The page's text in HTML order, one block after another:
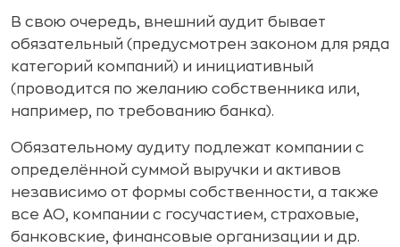
В свою очередь, внешний аудит бывает
обязательный (предусмотрен законом для ряда
категорий компаний) и инициативный
(проводится по желанию собственника или,
например, по требованию банка).
Обязательному аудиту подлежат компании с
определённой суммой выручки и активов
независимо от формы собственности, а также
все АО, компании с госучастием, страховые,
банковские, финансовые организации и др.